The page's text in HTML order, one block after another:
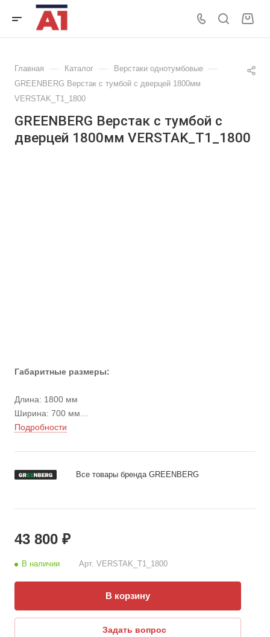
Главная — Каталог — Верстаки однотумбовые —
GREENBERG Верстак с тумбой с дверцей 1800мм
VERSTAK_Т1_1800
GREENBERG Верстак с тумбой с
дверцей 1800мм VERSTAK_Т1_1800
Габаритные размеры:
Длина: 1800 мм
Ширина: 700 мм
Высота стола: 855 мм
Подробности
Все товары бренда GREENBERG
43 800 ₽
В наличии Арт. VERSTAK_Т1_1800
В корзину
Задать вопрос